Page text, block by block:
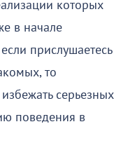
которых
в начале
прислушаетесь
то
серьезных
поведения в